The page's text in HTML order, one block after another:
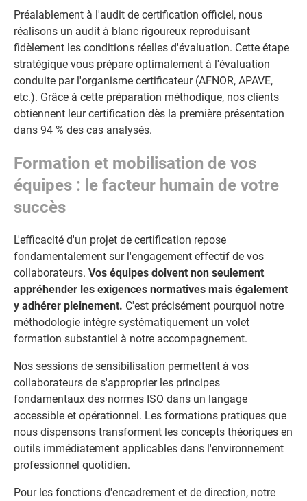
Préalablement à l'audit de certification officiel, nous
réalisons un audit à blanc rigoureux reproduisant
fidèlement les conditions réelles d'évaluation. Cette étape
stratégique vous prépare optimalement à l'évaluation
conduite par l'organisme certificateur (AFNOR, APAVE,
etc.). Grâce à cette préparation méthodique, nos clients
obtiennent leur certification dès la première présentation
dans 94 % des cas analysés.
Formation et mobilisation de vos
équipes : le facteur humain de votre
succès
L'efficacité d'un projet de certification repose
fondamentalement sur l'engagement effectif de vos
collaborateurs. Vos équipes doivent non seulement
appréhender les exigences normatives mais également
y adhérer pleinement. C'est précisément pourquoi notre
méthodologie intègre systématiquement un volet
formation substantiel à notre accompagnement.
Nos sessions de sensibilisation permettent à vos
collaborateurs de s'approprier les principes
fondamentaux des normes ISO dans un langage
accessible et opérationnel. Les formations pratiques que
nous dispensons transforment les concepts théoriques en
outils immédiatement applicables dans l'environnement
professionnel quotidien.
Pour les fonctions d'encadrement et de direction, notre